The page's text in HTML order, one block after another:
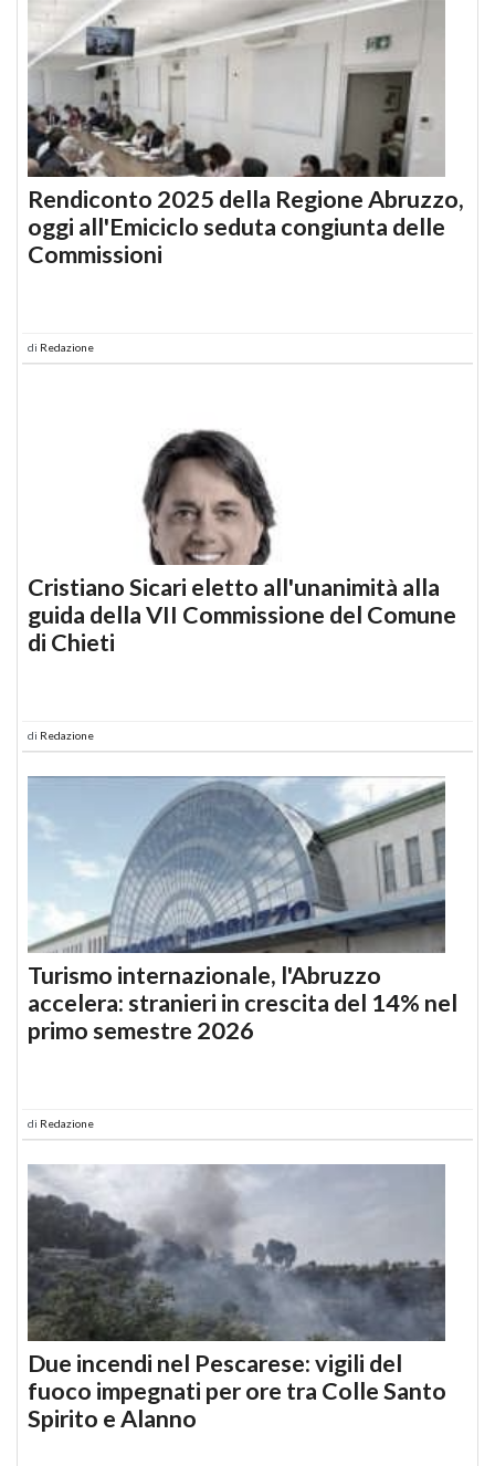
Rendiconto 2025 della Regione Abruzzo,
oggi all'Emiciclo seduta congiunta delle
Commissioni
di Redazione
Cristiano Sicari eletto all'unanimità alla
guida della VII Commissione del Comune
di Chieti
di Redazione
Turismo internazionale, l'Abruzzo
accelera: stranieri in crescita del 14% nel
primo semestre 2026
di Redazione
Due incendi nel Pescarese: vigili del
fuoco impegnati per ore tra Colle Santo
Spirito e Alanno